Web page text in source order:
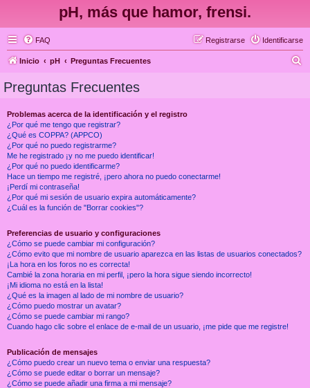
pH, más que hamor, frensi.
FAQ Identificarse
Registrarse
Inicio pH Preguntas Frecuentes
Preguntas Frecuentes
Problemas acerca de la identificación y el registro
¿Por qué me tengo que registrar?
¿Qué es COPPA? (APPCO)
¿Por qué no puedo registrarme?
Me he registrado ¡y no me puedo identificar!
¿Por qué no puedo identificarme?
Hace un tiempo me registré, ¡pero ahora no puedo conectarme!
¡Perdí mi contraseña!
¿Por qué mi sesión de usuario expira automáticamente?
¿Cuál es la función de "Borrar cookies"?
Preferencias de usuario y configuraciones
¿Cómo se puede cambiar mi configuración?
¿Cómo evito que mi nombre de usuario aparezca en las listas de usuarios conectados?
¡La hora en los foros no es correcta!
Cambié la zona horaria en mi perfil, ¡pero la hora sigue siendo incorrecto!
¡Mi idioma no está en la lista!
¿Qué es la imagen al lado de mi nombre de usuario?
¿Cómo puedo mostrar un avatar?
¿Cómo se puede cambiar mi rango?
Cuando hago clic sobre el enlace de e-mail de un usuario, ¡me pide que me registre!
Publicación de mensajes
¿Cómo puedo crear un nuevo tema o enviar una respuesta?
¿Cómo se puede editar o borrar un mensaje?
¿Cómo se puede añadir una firma a mi mensaje?